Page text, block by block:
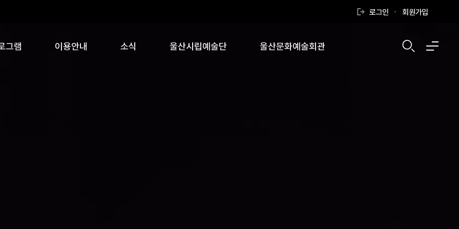
로그인 회원가입
그램 이용안내 소식 울산시립예술단 울산문화예술회관